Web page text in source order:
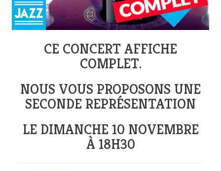
CE CONCERT AFFICHE
COMPLET.
NOUS VOUS PROPOSONS UNE
SECONDE REPRÉSENTATION
LE DIMANCHE 10 NOVEMBRE
À 18H30